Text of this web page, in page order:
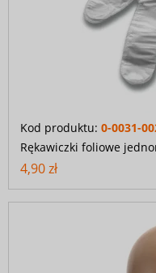
Kod produktu: 0-0031-
Rękawiczki foliowe
4,90 zł